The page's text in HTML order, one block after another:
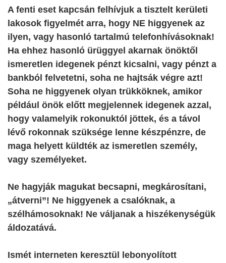
A fenti eset kapcsán felhívjuk a tisztelt kerületi
lakosok figyelmét arra, hogy NE higgyenek az
ilyen, vagy hasonló tartalmú telefonhívásoknak!
Ha ehhez hasonló ürüggyel akarnak önöktől
ismeretlen idegenek pénzt kicsalni, vagy pénzt a
bankból felvetetni, soha ne hajtsák végre azt!
Soha ne higgyenek olyan trükköknek, amikor
például önök előtt megjelennek idegenek azzal,
hogy valamelyik rokonuktól jöttek, és a távol
lévő rokonnak szüksége lenne készpénzre, de
maga helyett küldték az ismeretlen személy,
vagy személyeket.
Ne hagyják magukat becsapni, megkárosítani,
„átverni”! Ne higgyenek a csalóknak, a
szélhámosoknak! Ne váljanak a hiszékenységük
áldozatává.
Ismét interneten keresztül lebonyolított